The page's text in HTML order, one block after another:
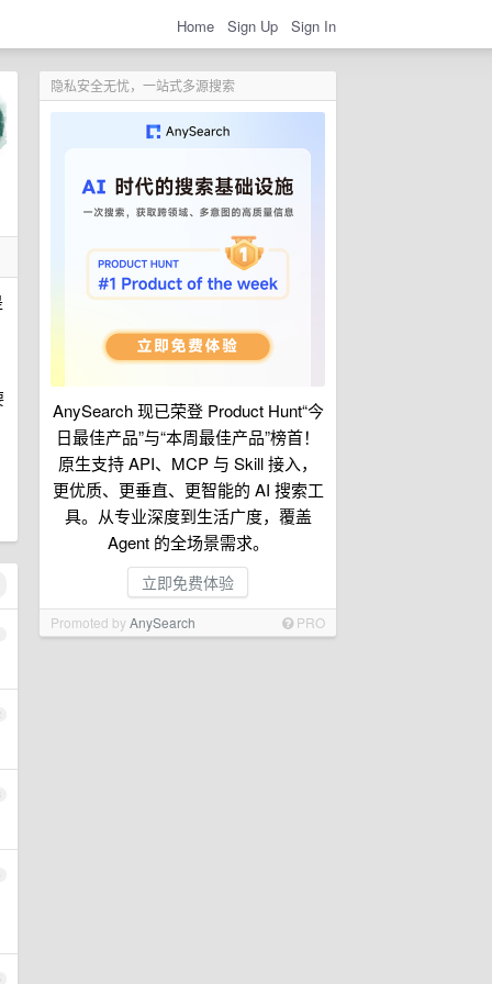
Home Sign Up Sign In
隐私安全无忧，一站式多源搜索
AnySearch 现已荣登 Product Hunt“今
日最佳产品”与“本周最佳产品”榜首！
原生支持 API、MCP 与 Skill 接入，
更优质、更垂直、更智能的 AI 搜索工
具。从专业深度到生活广度，覆盖
Agent 的全场景需求。
立即免费体验
Promoted byAnySearch PRO